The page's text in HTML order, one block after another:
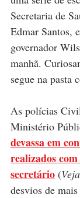
Secretaria de
Edmar Santos,
governador
manhã.
segue na pasta
As polícias
Ministério
devassa em
realizados
secretário (Veja
desvios de